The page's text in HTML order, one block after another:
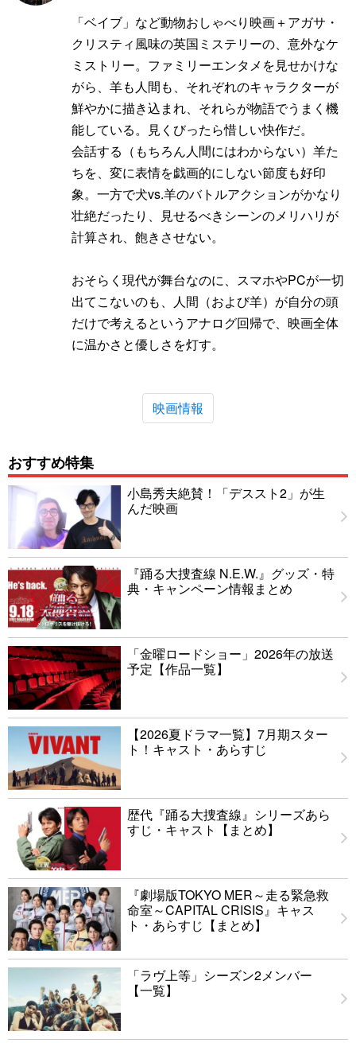
「ベイブ」など動物おしゃべり映画＋アガサ・
クリスティ風味の英国ミステリーの、意外なケ
ミストリー。ファミリーエンタメを見せかけな
がら、羊も人間も、それぞれのキャラクターが
鮮やかに描き込まれ、それらが物語でうまく機
能している。見くびったら惜しい快作だ。
会話する（もちろん人間にはわからない）羊た
ちを、変に表情を戯画的にしない節度も好印
象。一方で犬vs.羊のバトルアクションがかなり
壮絶だったり、見せるべきシーンのメリハリが
計算され、飽きさせない。
おそらく現代が舞台なのに、スマホやPCが一切
出てこないのも、人間（および羊）が自分の頭
だけで考えるというアナログ回帰で、映画全体
に温かさと優しさを灯す。
映画情報
おすすめ特集
小島秀夫絶賛！「デススト2」が生
んだ映画
『踊る大捜査線 N.E.W.』グッズ・特
典・キャンペーン情報まとめ
「金曜ロードショー」2026年の放送
予定【作品一覧】
【2026夏ドラマ一覧】7月期スター
ト！キャスト・あらすじ
歴代『踊る大捜査線』シリーズあら
すじ・キャスト【まとめ】
『劇場版TOKYO MER～走る緊急救
命室～CAPITAL CRISIS』キャス
ト・あらすじ【まとめ】
「ラヴ上等」シーズン2メンバー
【一覧】